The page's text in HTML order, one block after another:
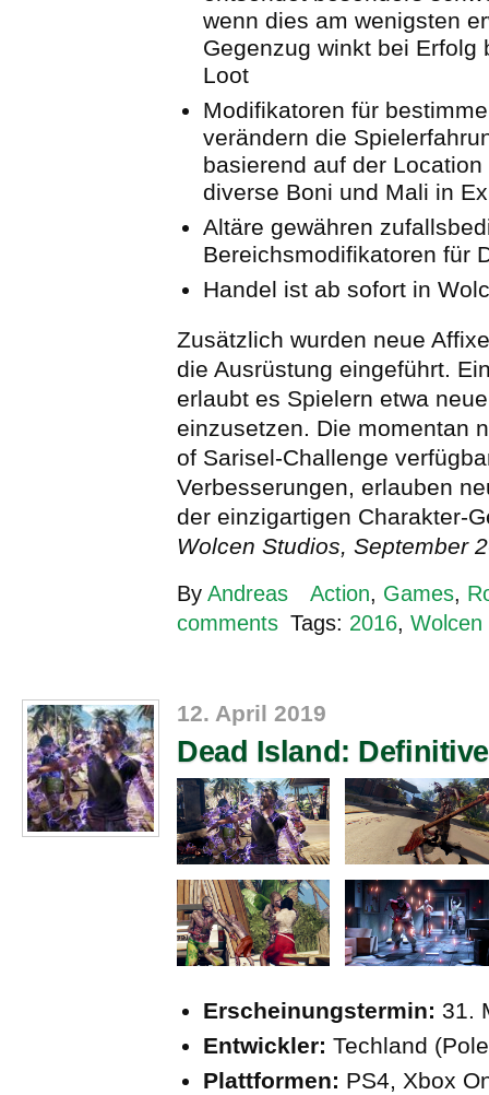
wenn dies am wenigsten
Gegenzug winkt bei Erfolg
Loot
Modifikatoren für
verändern die
basierend auf der
diverse Boni und Mali in
Altäre gewähren
Bereichsmodifikatoren für
Handel ist ab sofort in
Zusätzlich wurden neue
die Ausrüstung eingeführt.
erlaubt es Spielern etwa
einzusetzen. Die momentan
of Sarisel-Challenge
Verbesserungen, erlauben
der einzigartigen Charakter-
Wolcen Studios, September
By Andreas Action, Games,
comments Tags: 2016, Wolcen
12. April 2019
Dead Island:
Erscheinungstermin: 31.
Entwickler: Techland
Plattformen: PS4, Xbox